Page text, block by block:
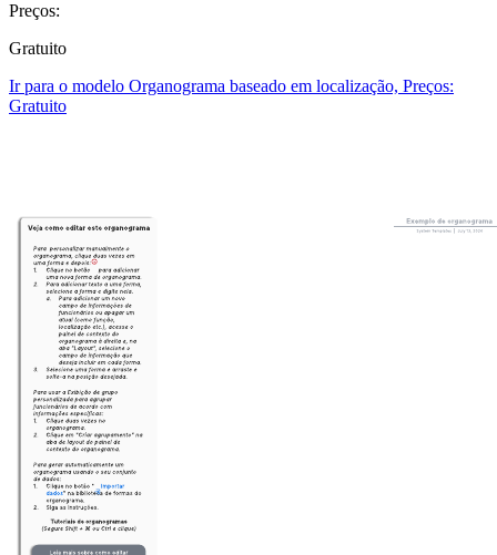
Preços:
Gratuito
Ir para o modelo Organograma baseado em localização, Preços:
Gratuito